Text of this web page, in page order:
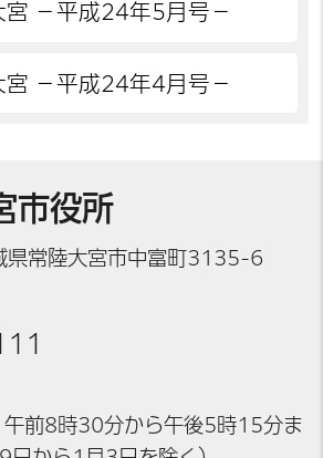
宮 －平成24年5月号－
宮 －平成24年4月号－
市役所
常陸大宮市中富町3135-6
午前8時30分から午後5時15分ま